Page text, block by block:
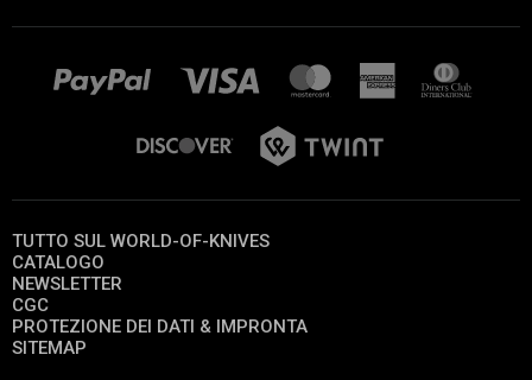
TUTTO SUL WORLD-OF-KNIVES
CATALOGO
NEWSLETTER
CGC
PROTEZIONE DEI DATI & IMPRONTA
SITEMAP